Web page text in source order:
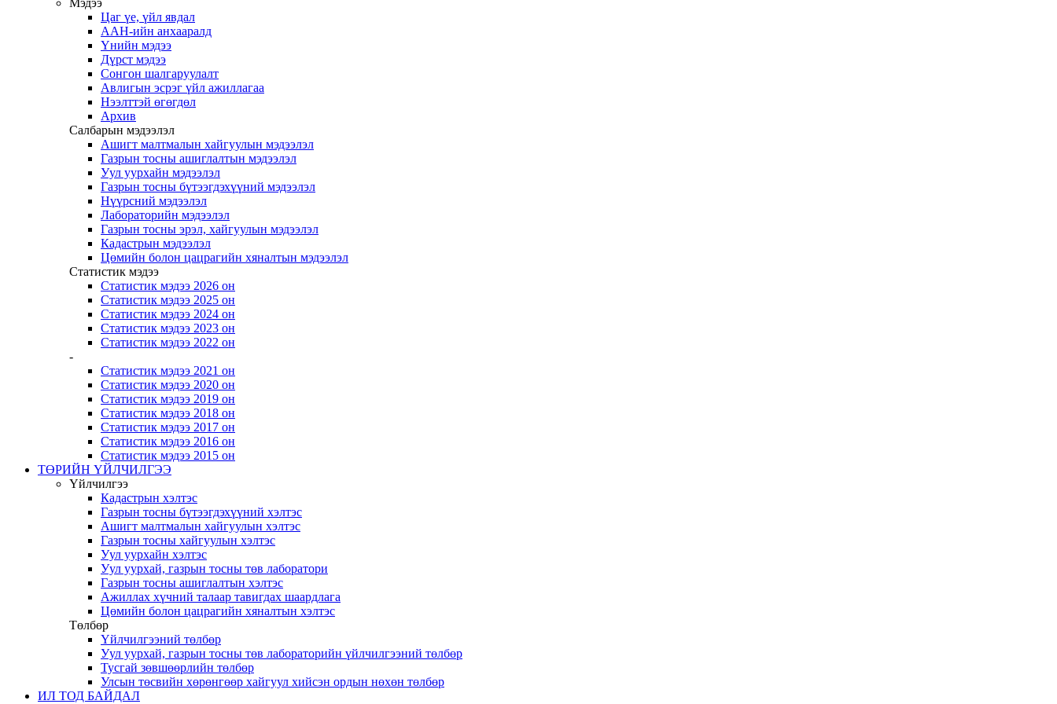
Мэдээ
Цаг үе, үйл явдал
ААН-ийн анхааралд
Үнийн мэдээ
Дүрст мэдээ
Сонгон шалгаруулалт
Авлигын эсрэг үйл ажиллагаа
Нээлттэй өгөгдөл
Архив
Салбарын мэдээлэл
Ашигт малтмалын хайгуулын мэдээлэл
Газрын тосны ашиглалтын мэдээлэл
Уул уурхайн мэдээлэл
Газрын тосны бүтээгдэхүүний мэдээлэл
Нүүрсний мэдээлэл
Лабораторийн мэдээлэл
Газрын тосны эрэл, хайгуулын мэдээлэл
Кадастрын мэдээлэл
Цөмийн болон цацрагийн хяналтын мэдээлэл
Статистик мэдээ
Статистик мэдээ 2026 он
Статистик мэдээ 2025 он
Статистик мэдээ 2024 он
Статистик мэдээ 2023 он
Статистик мэдээ 2022 он
-
Статистик мэдээ 2021 он
Статистик мэдээ 2020 он
Статистик мэдээ 2019 он
Статистик мэдээ 2018 он
Статистик мэдээ 2017 он
Статистик мэдээ 2016 он
Статистик мэдээ 2015 он
ТӨРИЙН ҮЙЛЧИЛГЭЭ
Үйлчилгээ
Кадастрын хэлтэс
Газрын тосны бүтээгдэхүүний хэлтэс
Ашигт малтмалын хайгуулын хэлтэс
Газрын тосны хайгуулын хэлтэс
Уул уурхайн хэлтэс
Уул уурхай, газрын тосны төв лаборатори
Газрын тосны ашиглалтын хэлтэс
Ажиллах хүчний талаар тавигдах шаардлага
Цөмийн болон цацрагийн хяналтын хэлтэс
Төлбөр
Үйлчилгээний төлбөр
Уул уурхай, газрын тосны төв лабораторийн үйлчилгээний төлбөр
Тусгай зөвшөөрлийн төлбөр
Улсын төсвийн хөрөнгөөр хайгуул хийсэн ордын нөхөн төлбөр
ИЛ ТОД БАЙДАЛ